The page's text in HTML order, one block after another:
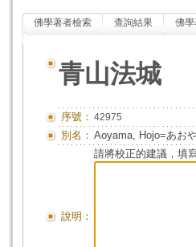
佛學著者檢索 查詢結果 佛
青山法城
序號： 42975
別名： Aoyama, Hojo=あお
說明：
請將校正的建議，填